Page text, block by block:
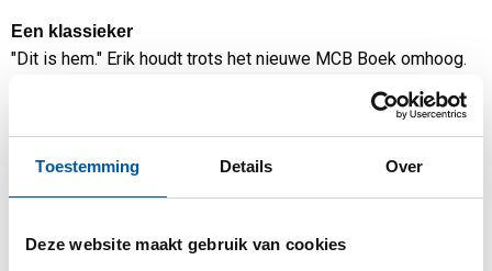
Toestemming Details Over
Deze website maakt gebruik van cookies
Een klassieker
"Dit is hem." Erik houdt trots het nieuwe MCB Boek omhoog.
Ondanks eerdere twijfels of een boek in deze 'digitale tijden'
nog wel bestaansrecht heeft, bleek het 75-jarig jubileum -en
het verzoek van veel klanten- genoeg reden om toch een
nieuwe editie uit te brengen. Nadat het publiek een 'making
of' filmpje heeft bekeken komt de officiële uitreiking:
officieel van Erik in ontvangst. Fried geeft aan het boek zelf